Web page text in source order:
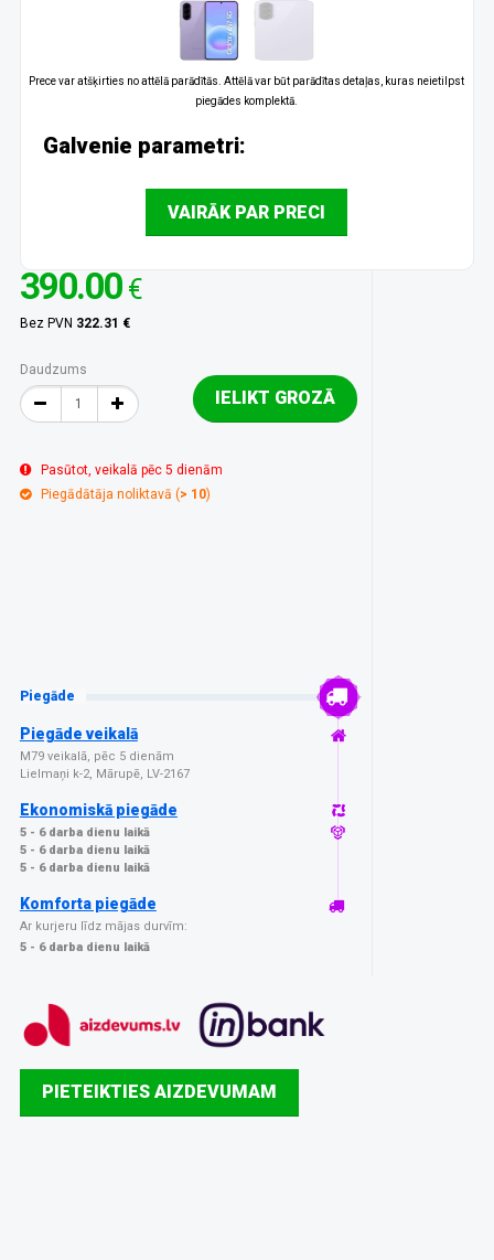
Prece var atšķirties no attēlā parādītās. Attēlā var būt parādītas detaļas, kuras neietilpst
piegādes komplektā.
Galvenie parametri:
VAIRĀK PAR PRECI
390.00 €
Bez PVN 322.31 €
Daudzums
IELIKT GROZĀ
Pasūtot, veikalā pēc 5 dienām
Piegādātāja noliktavā (> 10)
Piegāde
Piegāde veikalā
M79 veikalā, pēc 5 dienām
Lielmaņi k-2, Mārupē, LV-2167
Ekonomiskā piegāde
5 - 6 darba dienu laikā
5 - 6 darba dienu laikā
5 - 6 darba dienu laikā
Komforta piegāde
Ar kurjeru līdz mājas durvīm:
5 - 6 darba dienu laikā
PIETEIKTIES AIZDEVUMAM